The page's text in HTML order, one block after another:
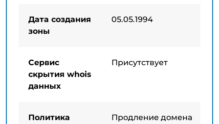
Дата создания
зоны
05.05.1994
Сервис
скрытия whois
данных
Присутствует
Политика
Продление домена